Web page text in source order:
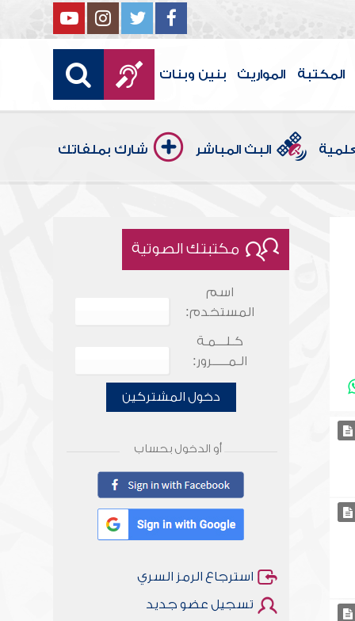
المكتبة المواريث بنين وبنات
البث المباشر شارك بملفاتك
مكتبتك الصوتية
اسم
المستخدم:
كـلـــمـة
الـمـــــرور:
دخول المشتركين
أو الدخول بحساب
استرجاع الرمز السري
تسجيل عضو جديد